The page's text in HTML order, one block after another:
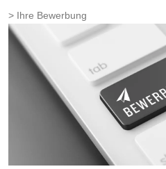
Ihre Bewerbung